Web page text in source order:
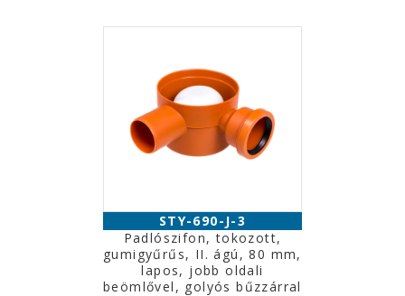
STY-690-J-3
Padlószifon, tokozott,
gumigyűrűs, II. ágú, 80 mm,
lapos, jobb oldali
beömlővel, golyós bűzzárral